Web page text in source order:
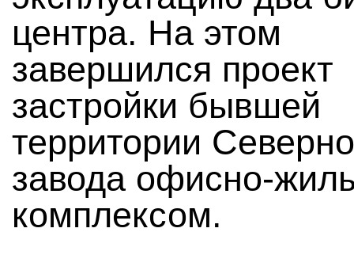
центра. На этом
завершился проект
застройки бывшей
территории
завода офисно-
комплексом.